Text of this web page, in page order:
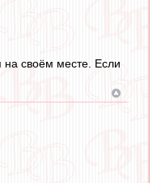
на своём месте. Если